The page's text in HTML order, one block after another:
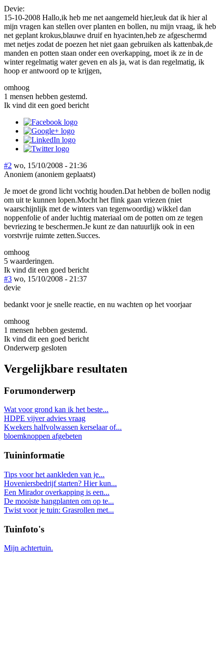
Devie:
15-10-2008 Hallo,ik heb me net aangemeld hier,leuk dat ik hier al
mijn vragen kan stellen over planten en bollen, nu mijn vraag, ik heb
net geplant krokus,blauwe druif en hyacinten,heb ze afgeschermd
met netjes zodat de poezen het niet gaan gebruiken als kattenbak,de
manden en potten staan onder een overkapping, moet ik ze in de
winter regelmatig water geven en als ja, wat is dan regelmatig, ik
hoop er antwoord op te krijgen,
omhoog
1 mensen hebben gestemd.
Ik vind dit een goed bericht
#2 wo, 15/10/2008 - 21:36
Anoniem (anoniem geplaatst)
Je moet de grond licht vochtig houden.Dat hebben de bollen nodig
om uit te kunnen lopen.Mocht het flink gaan vriezen (niet
waarschijnlijk met de winters van tegenwoordig) wikkel dan
noppenfolie of ander luchtig materiaal om de potten om ze tegen
bevriezing te beschermen.Je kunt ze dan natuurlijk ook in een
vorstvrije ruimte zetten.Succes.
omhoog
5 waarderingen.
Ik vind dit een goed bericht
#3 wo, 15/10/2008 - 21:37
devie
bedankt voor je snelle reactie, en nu wachten op het voorjaar
omhoog
1 mensen hebben gestemd.
Ik vind dit een goed bericht
Onderwerp gesloten
Vergelijkbare resultaten
Forumonderwerp
Wat voor grond kan ik het beste...
HDPE vijver advies vraag
Kwekers halfvolwassen kerselaar of...
bloemknoppen afgebeten
Tuininformatie
Tips voor het aankleden van je...
Hoveniersbedrijf starten? Hier kun...
Een Mirador overkapping is een...
De mooiste hangplanten om op te...
Twist voor je tuin: Grasrollen met...
Tuinfoto's
Mijn achtertuin.